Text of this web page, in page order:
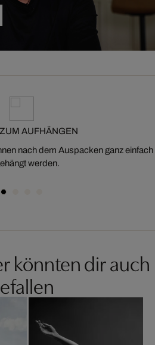
AUFHÄNGEN
nach dem Auspacken ganz einfach
werden.
könnten dir auch